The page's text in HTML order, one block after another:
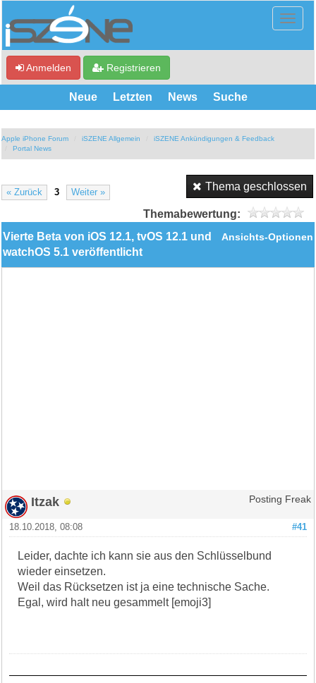
Anmelden Registrieren
Neue Letzten News Suche
Apple iPhone Forum iSZENE Allgemein
iSZENE Ankündigungen & Feedback
Portal News
« Zurück 3 Weiter » Thema geschlossen
Themabewertung:
Ansichts-Optionen
Vierte Beta von iOS 12.1, tvOS 12.1 und
watchOS 5.1 veröffentlicht
Itzak Posting Freak
#41
18.10.2018, 08:08
Leider, dachte ich kann sie aus den Schlüsselbund
wieder einsetzen.
Weil das Rücksetzen ist ja eine technische Sache.
Egal, wird halt neu gesammelt [emoji3]